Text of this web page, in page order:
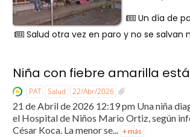
Un día de
Salud otra vez en paro y no se salvan
Niña con fiebre amarilla
PAT Salud 22/Abr/2026
21 de Abril de 2026 12:19 pm Una niña
el Hospital de Niños Mario Ortiz, según
César Koca. La menor se...
+ más